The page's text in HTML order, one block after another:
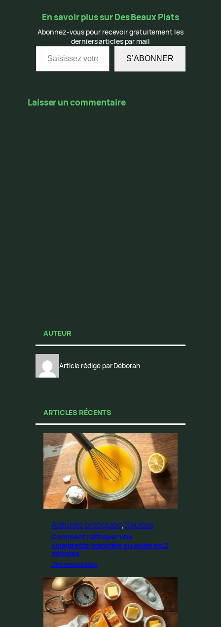
En savoir plus sur Des Beaux Plats
Abonnez-vous pour recevoir gratuitement les
derniers articles par mail
Saisissez votre adresse e-mail…
S’ABONNER
Laisser un commentaire
AUTEUR
Article rédigé par Déborah
ARTICLES RÉCENTS
Astuces pratiques, Sauces
Comment rattraper une
vinaigrette tranchée ou acide en 2
minutes
Desbeauxplats